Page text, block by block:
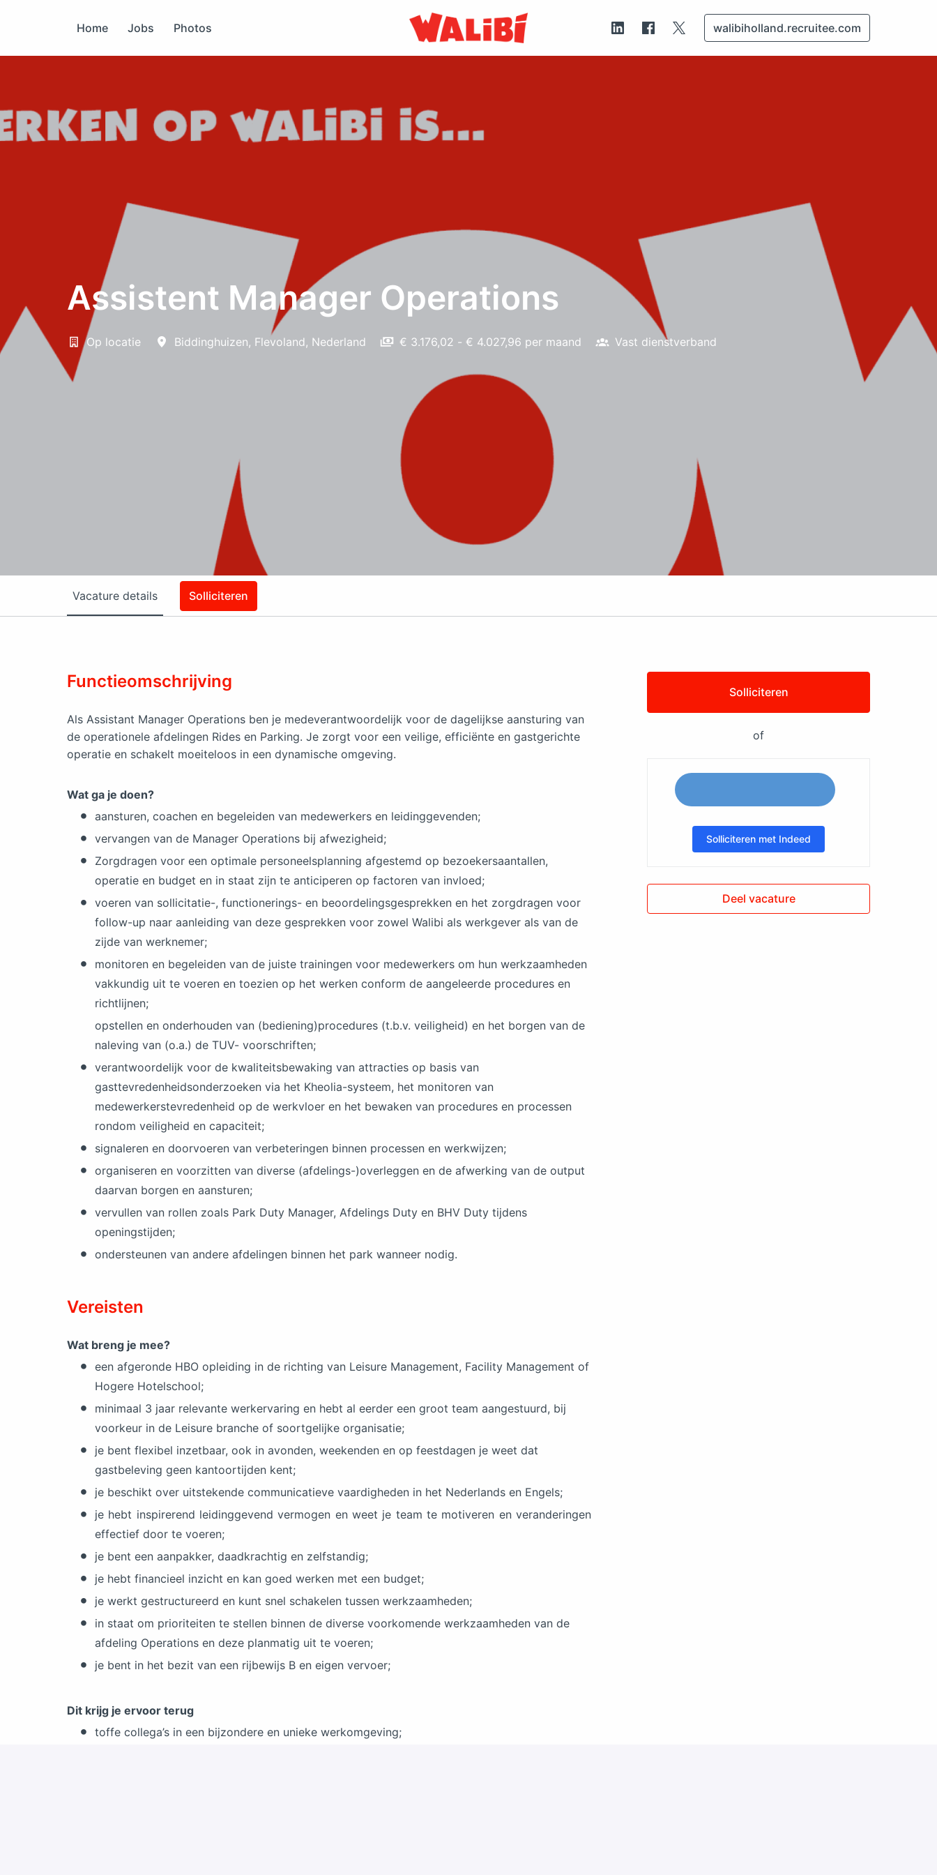
Home Jobs Photos
Homepagina
walibiholland.recruitee.com
Assistent Manager Operations
Op locatie Biddinghuizen, Flevoland, Nederland € 3.176,02 - € 4.027,96 per maand Vast dienstverband
Vacature details Solliciteren
Functieomschrijving
Als Assistant Manager Operations ben je medeverantwoordelijk voor de dagelijkse aansturing van
de operationele afdelingen Rides en Parking. Je zorgt voor een veilige, efficiënte en gastgerichte
operatie en schakelt moeiteloos in een dynamische omgeving.
Wat ga je doen?
aansturen, coachen en begeleiden van medewerkers en leidinggevenden;
vervangen van de Manager Operations bij afwezigheid;
Zorgdragen voor een optimale personeelsplanning afgestemd op bezoekersaantallen,
operatie en budget en in staat zijn te anticiperen op factoren van invloed;
voeren van sollicitatie-, functionerings- en beoordelingsgesprekken en het zorgdragen voor
follow-up naar aanleiding van deze gesprekken voor zowel Walibi als werkgever als van de
zijde van werknemer;
monitoren en begeleiden van de juiste trainingen voor medewerkers om hun werkzaamheden
vakkundig uit te voeren en toezien op het werken conform de aangeleerde procedures en
richtlijnen;
opstellen en onderhouden van (bediening)procedures (t.b.v. veiligheid) en het borgen van de
naleving van (o.a.) de TUV- voorschriften;
verantwoordelijk voor de kwaliteitsbewaking van attracties op basis van
gasttevredenheidsonderzoeken via het Kheolia-systeem, het monitoren van
medewerkerstevredenheid op de werkvloer en het bewaken van procedures en processen
rondom veiligheid en capaciteit;
signaleren en doorvoeren van verbeteringen binnen processen en werkwijzen;
organiseren en voorzitten van diverse (afdelings-)overleggen en de afwerking van de output
daarvan borgen en aansturen;
vervullen van rollen zoals Park Duty Manager, Afdelings Duty en BHV Duty tijdens
openingstijden;
ondersteunen van andere afdelingen binnen het park wanneer nodig.
Vereisten
Wat breng je mee?
een afgeronde HBO opleiding in de richting van Leisure Management, Facility Management of
Hogere Hotelschool;
minimaal 3 jaar relevante werkervaring en hebt al eerder een groot team aangestuurd, bij
voorkeur in de Leisure branche of soortgelijke organisatie;
je bent flexibel inzetbaar, ook in avonden, weekenden en op feestdagen je weet dat
gastbeleving geen kantoortijden kent;
je beschikt over uitstekende communicatieve vaardigheden in het Nederlands en Engels;
je hebt inspirerend leidinggevend vermogen en weet je team te motiveren en veranderingen
effectief door te voeren;
je bent een aanpakker, daadkrachtig en zelfstandig;
je hebt financieel inzicht en kan goed werken met een budget;
je werkt gestructureerd en kunt snel schakelen tussen werkzaamheden;
in staat om prioriteiten te stellen binnen de diverse voorkomende werkzaamheden van de
afdeling Operations en deze planmatig uit te voeren;
je bent in het bezit van een rijbewijs B en eigen vervoer;
Dit krijg je ervoor terug
toffe collega’s in een bijzondere en unieke werkomgeving;
Solliciteren
of
Solliciteren met Indeed
Deel vacature